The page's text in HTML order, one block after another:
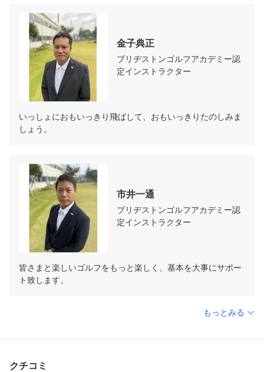
金子典正
ブリヂストンゴルフアカデミー認
定インストラクター
いっしょにおもいっきり飛ばして、おもいっきりたのしみま
しょう。
市井一通
ブリヂストンゴルフアカデミー認
定インストラクター
皆さまと楽しいゴルフをもっと楽しく、基本を大事にサポー
ト致します。
もっとみる
クチコミ